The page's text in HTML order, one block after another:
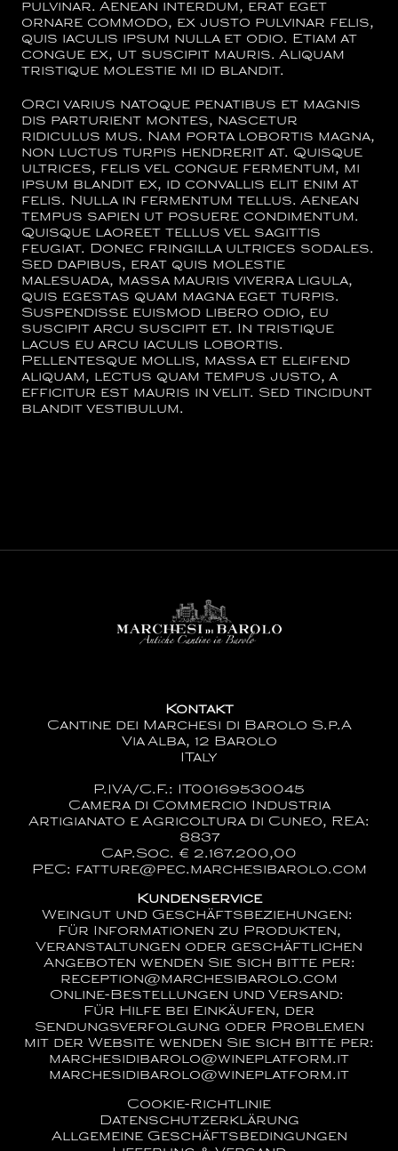
pulvinar. Aenean interdum, erat eget
ornare commodo, ex justo pulvinar felis,
quis iaculis ipsum nulla et odio. Etiam at
congue ex, ut suscipit mauris. Aliquam
tristique molestie mi id blandit.
Orci varius natoque penatibus et magnis
dis parturient montes, nascetur
ridiculus mus. Nam porta lobortis magna,
non luctus turpis hendrerit at. Quisque
ultrices, felis vel congue fermentum, mi
ipsum blandit ex, id convallis elit enim at
felis. Nulla in fermentum tellus. Aenean
tempus sapien ut posuere condimentum.
Quisque laoreet tellus vel sagittis
feugiat. Donec fringilla ultrices sodales.
Sed dapibus, erat quis molestie
malesuada, massa mauris viverra ligula,
quis egestas quam magna eget turpis.
Suspendisse euismod libero odio, eu
suscipit arcu suscipit et. In tristique
lacus eu arcu iaculis lobortis.
Pellentesque mollis, massa et eleifend
aliquam, lectus quam tempus justo, a
efficitur est mauris in velit. Sed tincidunt
blandit vestibulum.
Kontakt
Cantine dei Marchesi di Barolo S.p.A
Via Alba, 12 Barolo
ITaly
P.IVA/C.F.: IT00169530045
Camera di Commercio Industria
Artigianato e Agricoltura di Cuneo, REA:
8837
Cap.Soc. € 2.167.200,00
PEC: fatture@pec.marchesibarolo.com
Kundenservice
Weingut und Geschäftsbeziehungen:
Für Informationen zu Produkten,
Veranstaltungen oder geschäftlichen
Angeboten wenden Sie sich bitte per:
reception@marchesibarolo.com
Online-Bestellungen und Versand:
Für Hilfe bei Einkäufen, der
Sendungsverfolgung oder Problemen
mit der Website wenden Sie sich bitte per:
marchesidibarolo@wineplatform.it
marchesidibarolo@wineplatform.it
Cookie-Richtlinie
Datenschutzerklärung
Allgemeine Geschäftsbedingungen